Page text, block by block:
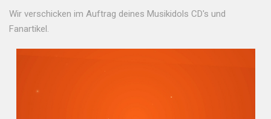
Wir verschicken im Auftrag deines Musikidols CD's und
Fanartikel.